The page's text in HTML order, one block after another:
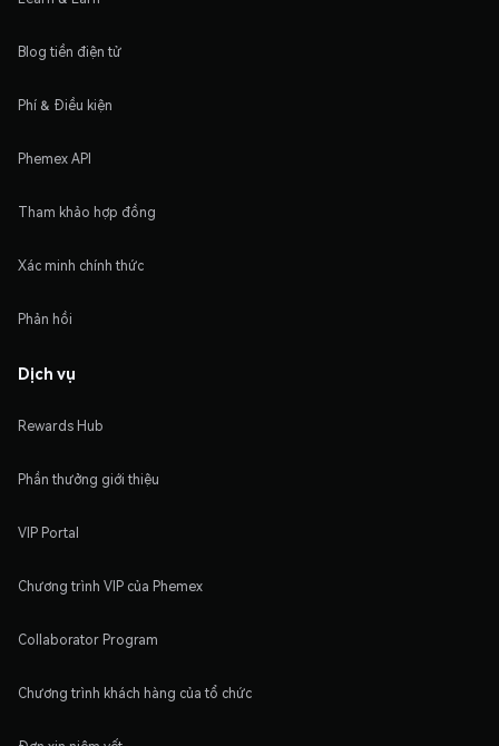
Blog tiền điện tử
Phí & Điều kiện
Phemex API
Tham khảo hợp đồng
Xác minh chính thức
Phản hồi
Dịch vụ
Rewards Hub
Phần thưởng giới thiệu
VIP Portal
Chương trình VIP của Phemex
Collaborator Program
Chương trình khách hàng của tổ chức